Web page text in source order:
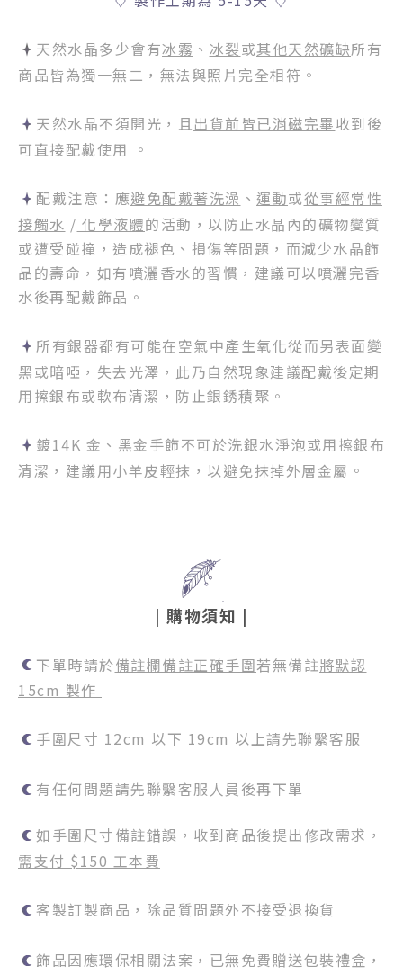
天然水晶多少會有冰霧 、 冰裂或其他天然礦缺所有
商品皆為獨一無二，無法與照片完全相符。
天然水晶不須開光，且 出貨前皆已消磁完畢收到後
可直接配戴使用 。
配戴注意：應避免配戴著洗澡 、 運動或從事經常性
接觸水 / 化學液體的活動，以防止水晶內的礦物變質
或遭受碰撞，造成褪色、損傷等問題，而減少水晶飾
品的壽命，如有噴灑香水的習慣，建議可以噴灑完香
水後再配戴飾品。
所有銀器都有可能在空氣中產生氧化從而另表面變
黑或暗啞，失去光澤，此乃自然現象建議配戴後定期
用擦銀布或軟布清潔，防止銀銹積聚。
鍍14K 金、黑金手飾不可於洗銀水淨泡或用擦銀布
清潔，建議用小羊皮輕抹，以避免抹掉外層金屬。
| 購物須知 |
下單時請於備註欄備註正確手圍若無備註將默認
15cm 製作
手圍尺寸 12cm 以下 19cm 以上請先聯繫客服
有任何問題請先聯繫客服人員後再下單
如手圍尺寸備註錯誤，收到商品後提出修改需求，
需支付 $150 工本費
客製訂製商品，除品質問題外不接受退換貨
飾品因應環保相關法案，已無免費贈送包裝禮盒，